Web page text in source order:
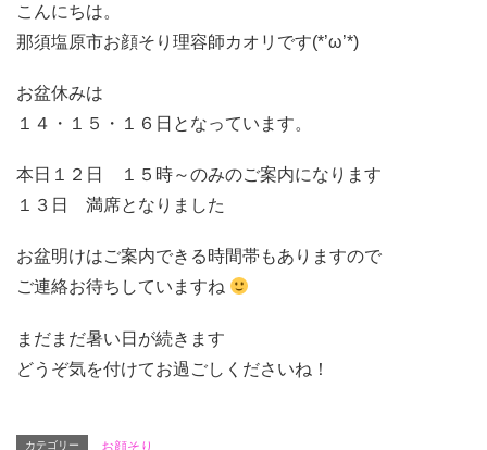
こんにちは。
那須塩原市お顔そり理容師カオリです(*’ω’*)
お盆休みは
１４・１５・１６日となっています。
本日１２日 １５時～のみのご案内になります
１３日 満席となりました
お盆明けはご案内できる時間帯もありますので
ご連絡お待ちしていますね
まだまだ暑い日が続きます
どうぞ気を付けてお過ごしくださいね！
カテゴリー お顔そり